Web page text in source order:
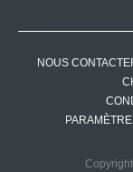
NOUS